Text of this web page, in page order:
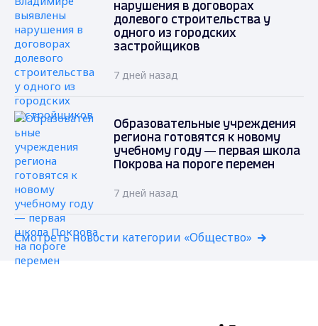
нарушения в договорах
долевого строительства у
одного из городских
застройщиков
7 дней назад
Образовательные учреждения
региона готовятся к новому
учебному году — первая школа
Покрова на пороге перемен
7 дней назад
Смотреть новости категории «Общество»